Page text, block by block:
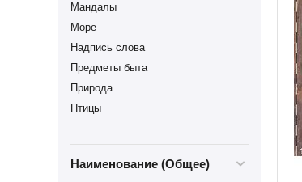
Мандалы
Море
Надпись слова
Предметы быта
Природа
Птицы
Растения
Слова
Наименование (Общее)